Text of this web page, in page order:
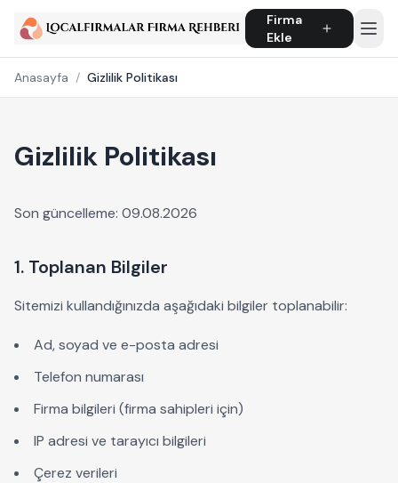
Firma
Ekle
Anasayfa / Gizlilik Politikası
Gizlilik Politikası
Son güncelleme: 09.08.2026
1. Toplanan Bilgiler
Sitemizi kullandığınızda aşağıdaki bilgiler toplanabilir:
Ad, soyad ve e-posta adresi
Telefon numarası
Firma bilgileri (firma sahipleri için)
IP adresi ve tarayıcı bilgileri
Çerez verileri